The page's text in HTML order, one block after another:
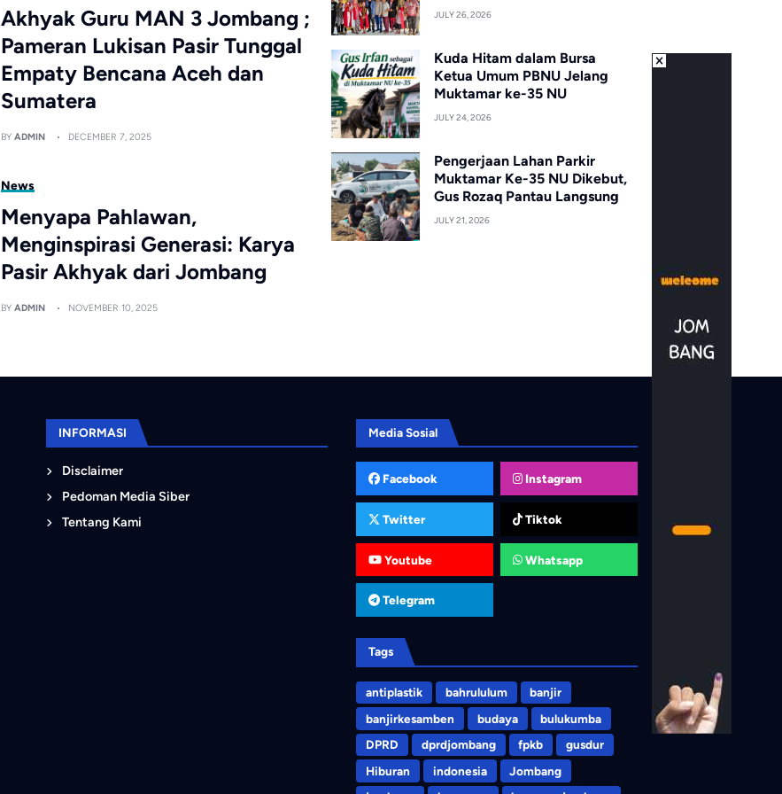
Akhyak Guru MAN 3 Jombang ;
Pameran Lukisan Pasir Tunggal
Empaty Bencana Aceh dan
Sumatera
BYADMIN DECEMBER 7, 2025
News
Menyapa Pahlawan,
Menginspirasi Generasi: Karya
Pasir Akhyak dari Jombang
BYADMIN NOVEMBER 10, 2025
JULY 26, 2026
Kuda Hitam dalam Bursa
Ketua Umum PBNU Jelang
Muktamar ke-35 NU
JULY 24, 2026
Pengerjaan Lahan Parkir
Muktamar Ke-35 NU Dikebut,
Gus Rozaq Pantau Langsung
JULY 21, 2026
INFORMASI
Disclaimer
Pedoman Media Siber
Tentang Kami
Media Sosial
Facebook Instagram
Twitter Tiktok
Youtube Whatsapp
Telegram
Tags
antiplastik bahrululum
banjir
banjirkesamben
budaya
bulukumba
DPRD
dprdjombang fpkb
gusdur
Hiburan
indonesia
Jombang